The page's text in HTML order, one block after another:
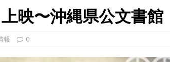
映〜沖縄県公文書館
報 0